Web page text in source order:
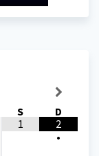
S
D
1
2
•